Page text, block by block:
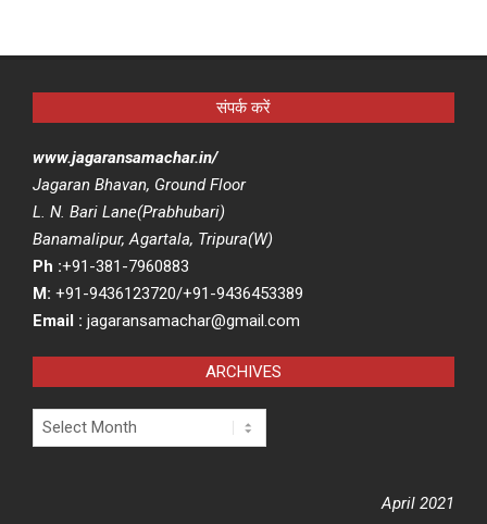
संपर्क करें
www.jagaransamachar.in/
Jagaran Bhavan, Ground Floor
L. N. Bari Lane(Prabhubari)
Banamalipur, Agartala, Tripura(W)
Ph :+91-381-7960883
M: +91-9436123720/+91-9436453389
Email : jagaransamachar@gmail.com
ARCHIVES
Archives
April 2021